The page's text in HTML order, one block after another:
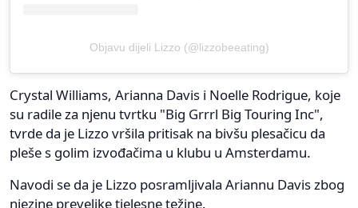
Objavu dijeli Lizzo (@lizzobeeating)
Crystal Williams, Arianna Davis i Noelle Rodrigue, koje
su radile za njenu tvrtku "Big Grrrl Big Touring Inc",
tvrde da je Lizzo vršila pritisak na bivšu plesačicu da
pleše s golim izvođačima u klubu u Amsterdamu.
Navodi se da je Lizzo posramljivala Ariannu Davis zbog
njezine prevelike tjelesne težine.